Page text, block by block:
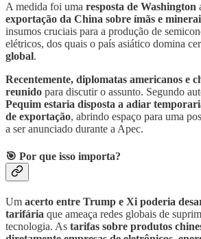
A medida foi uma resposta de Washington
exportação da China sobre ímãs e
insumos cruciais para a produção de
elétricos, dos quais o país asiático domina
global.
Recentemente, diplomatas americanos e
reunido para discutir o assunto. Segundo
Pequim estaria disposta a adiar
de exportação, abrindo espaço para uma
a ser anunciado durante a Apec.
🎯 Por que isso importa?
Um acerto entre Trump e Xi poderia
tarifária que ameaça redes globais de
tecnologia. As tarifas sobre produtos